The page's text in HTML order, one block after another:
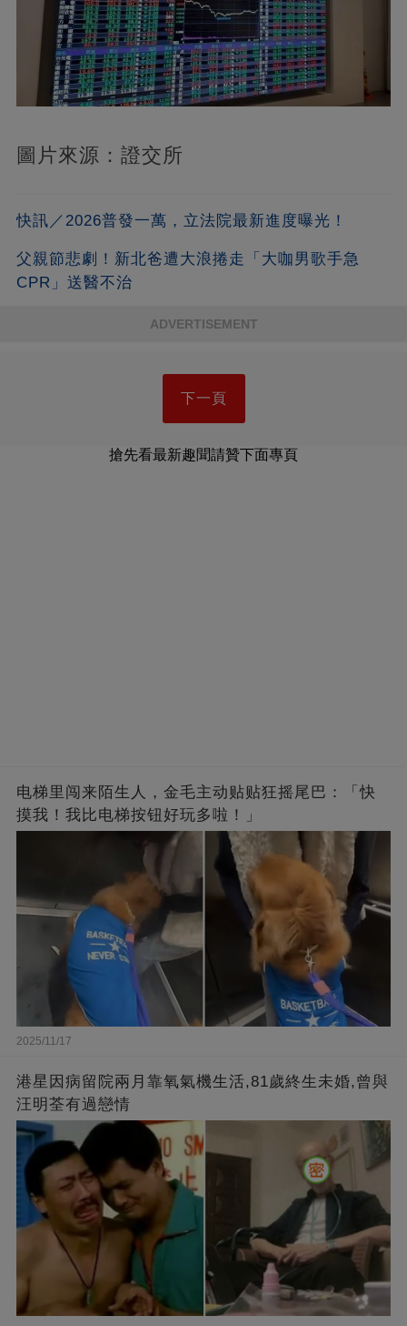
圖片來源：證交所
快訊／2026普發一萬，立法院最新進度曝光！
父親節悲劇！新北爸遭大浪捲走「大咖男歌手急
CPR」送醫不治
ADVERTISEMENT
下一頁
搶先看最新趣聞請贊下面專頁
电梯里闯来陌生人，金毛主动贴贴狂摇尾巴：「快
摸我！我比电梯按钮好玩多啦！」
2025/11/17
港星因病留院兩月靠氧氣機生活,81歲終生未婚,曾與
汪明荃有過戀情